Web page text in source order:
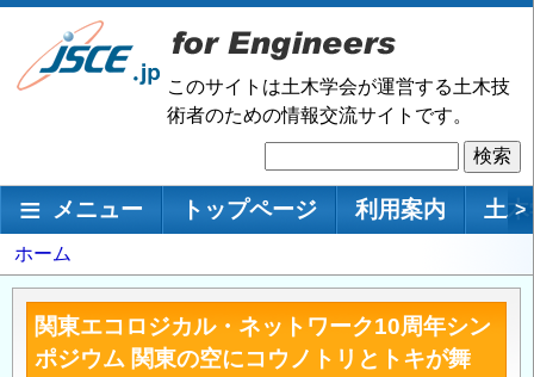
メ
ン
移
このサイトは土木学会が運営する土木技
術者のための情報交流サイトです。
索
メインナビゲーション
メニュー トップページ 利用案内 土 >
パ
ン
く
ず
ホーム
関東エコロジカル・ネットワーク10周年シン
ポジウム 関東の空にコウノトリとトキが舞